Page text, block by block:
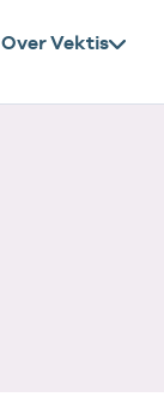
Over Vektis